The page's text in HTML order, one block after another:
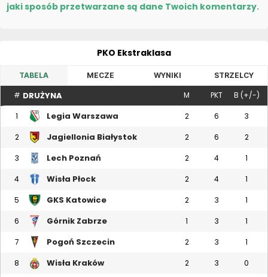
jaki sposób przetwarzane są dane Twoich komentarzy.
PKO Ekstraklasa
TABELA MECZE WYNIKI STRZELCY
# DRUŻYNA M PKT B (+/-)
1 Legia Warszawa 2 6 3
2 Jagiellonia Białystok 2 6 2
3 Lech Poznań 2 4 1
4 Wisła Płock 2 4 1
5 GKS Katowice 2 3 1
6 Górnik Zabrze 1 3 1
7 Pogoń Szczecin 2 3 1
8 Wisła Kraków 2 3 0